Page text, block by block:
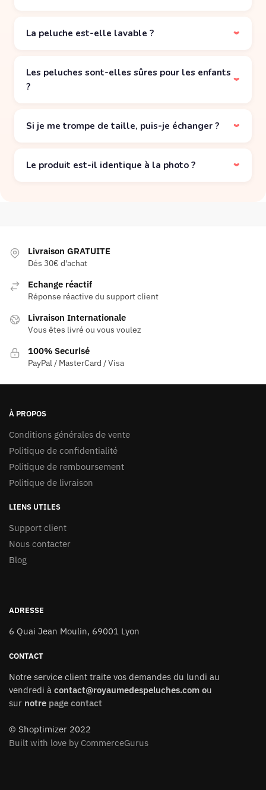
La peluche est-elle lavable ? ›
Les peluches sont-elles sûres pour les enfants
?
›
Si je me trompe de taille, puis-je échanger ? ›
Le produit est-il identique à la photo ? ›
Livraison GRATUITE
Dés 30€ d'achat
Echange réactif
Réponse réactive du support client
Livraison Internationale
Vous êtes livré ou vous voulez
100% Securisé
PayPal / MasterCard / Visa
À PROPOS
Conditions générales de vente
Politique de confidentialité
Politique de remboursement
Politique de livraison
LIENS UTILES
Support client
Nous contacter
Blog
ADRESSE
6 Quai Jean Moulin, 69001 Lyon
CONTACT
Notre service client traite vos demandes du lundi au
vendredi à contact@royaumedespeluches.com ou
sur notre page contact
© Shoptimizer 2022
Built with love by CommerceGurus